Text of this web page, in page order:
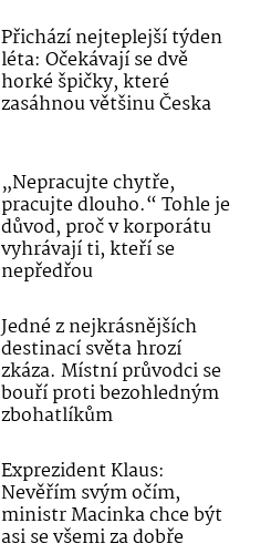
Přichází nejteplejší týden
léta: Očekávají se dvě
horké špičky, které
zasáhnou většinu Česka
„Nepracujte chytře,
pracujte dlouho.“ Tohle je
důvod, proč v korporátu
vyhrávají ti, kteří se
nepředřou
Jedné z nejkrásnějších
destinací světa hrozí
zkáza. Místní průvodci se
bouří proti bezohledným
zbohatlíkům
Exprezident Klaus:
Nevěřím svým očím,
ministr Macinka chce být
asi se všemi za dobře